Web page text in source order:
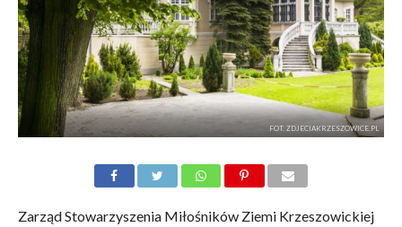
FOT. ZDJECIAKRZESZOWICE.PL
Zarząd Stowarzyszenia Miłośników Ziemi Krzeszowickiej